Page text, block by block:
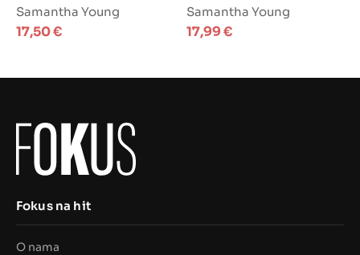
Samantha Young
17,50€
Samantha Young
17,99€
Fokus na hit
O nama